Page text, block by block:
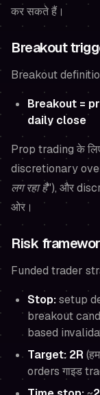
कर सकते हैं।
Breakout
Breakout
Breakout =
daily close
Prop trading के
discretionary
लग रहा है"), और
ओर।
Risk
Funded trader
Stop:setup
breakout
based
Target: 2R
orders गाइड